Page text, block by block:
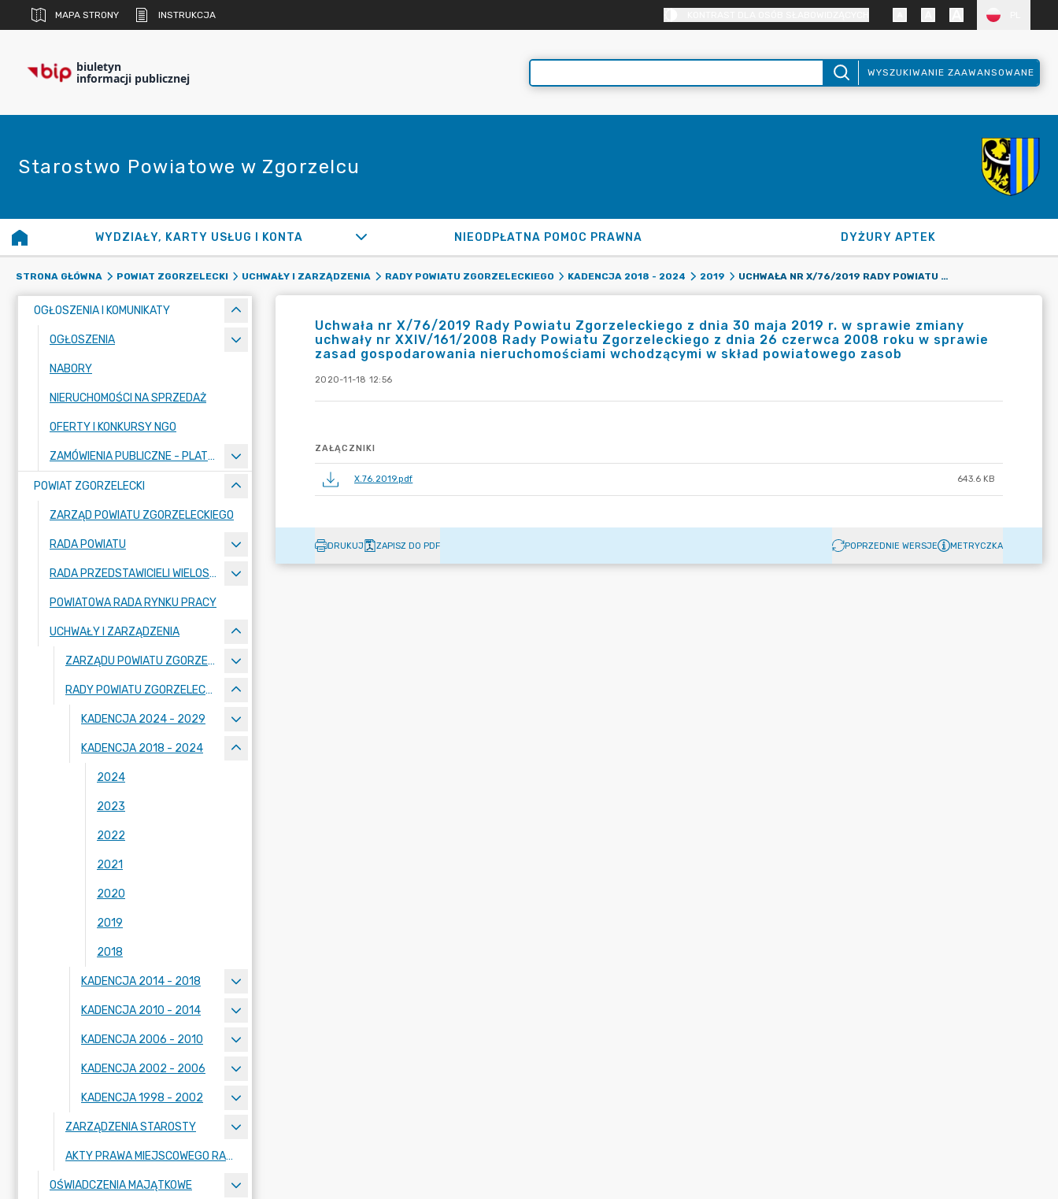
MAPA STRONY INSTRUKCJA
biuletyn
informacji publicznej WYSZUKIWANIE ZAAWANSOWANE
Starostwo Powiatowe w Zgorzelcu
WYDZIAŁY, KARTY USŁUG I KONTA NIEODPŁATNA POMOC PRAWNA DYŻURY APTEK
STRONA GŁÓWNA POWIAT ZGORZELECKI UCHWAŁY I ZARZĄDZENIA RADY POWIATU ZGORZELECKIEGO KADENCJA 2018 - 2024 2019 UCHWAŁA NR X/76/2019 RADY POWIATU ZGORZELECKIEGO Z DNIA 30 MAJA 2019 R. W SPRAWIE ZMIANY UCHWAŁY NR XXIV/161/2008 RADY POWIATU ZGORZELECKIEGO Z DNIA 26 CZERWCA 2008 ROKU W SPRAWIE ZASAD GOSPODAROWANIA NIERUCHOMOŚCIAMI WCHODZĄCYMI W SKŁAD POWIATOWEGO ZASOB
OGŁOSZENIA I KOMUNIKATY
OGŁOSZENIA
NABORY
NIERUCHOMOŚCI NA SPRZEDAŻ
OFERTY I KONKURSY NGO
ZAMÓWIENIA PUBLICZNE - PLATFORMA ZAKUPOWA
POWIAT ZGORZELECKI
ZARZĄD POWIATU ZGORZELECKIEGO
RADA POWIATU
RADA PRZEDSTAWICIELI WIELOSPECJALISTYCZNEGO ZESPOŁU OPIEKI ZDROWOTNEJ "BOLESŁAWIEC-ZGORZELEC" SAMODZIELNEGO PUBLICZNEGO ZAKŁADU OPIEKI ZDROWOTNEJ
POWIATOWA RADA RYNKU PRACY
UCHWAŁY I ZARZĄDZENIA
ZARZĄDU POWIATU ZGORZELECKIEGO
RADY POWIATU ZGORZELECKIEGO
KADENCJA 2024 - 2029
KADENCJA 2018 - 2024
2024
2023
2022
2021
2020
2019
2018
KADENCJA 2014 - 2018
KADENCJA 2010 - 2014
KADENCJA 2006 - 2010
KADENCJA 2002 - 2006
KADENCJA 1998 - 2002
ZARZĄDZENIA STAROSTY
AKTY PRAWA MIEJSCOWEGO RADY POWIATU ZGORZELECKIEGO
OŚWIADCZENIA MAJĄTKOWE
Uchwała nr X/76/2019 Rady Powiatu Zgorzeleckiego z dnia 30 maja 2019 r. w sprawie zmiany
uchwały nr XXIV/161/2008 Rady Powiatu Zgorzeleckiego z dnia 26 czerwca 2008 roku w sprawie
zasad gospodarowania nieruchomościami wchodzącymi w skład powiatowego zasob
2020-11-18 12:56
ZAŁĄCZNIKI
X.76.2019.pdf 643.6 KB
DRUKUJ ZAPISZ DO PDF POPRZEDNIE WERSJE METRYCZKA